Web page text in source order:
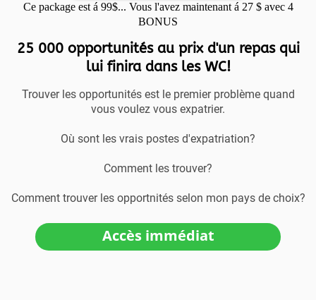
25 000 opportunités au prix d'un repas qui
lui finira dans les WC!
Trouver les opportunités est le premier problème quand
vous voulez vous expatrier.
Où sont les vrais postes d'expatriation?
Comment les trouver?
Comment trouver les opportnités selon mon pays de choix?
Accès immédiat
Ce package est á 99$... Vous l'avez maintenant á 27 $ avec 4
BONUS